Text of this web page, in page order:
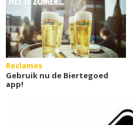
Reclames
Gebruik nu de Biertegoed
app!